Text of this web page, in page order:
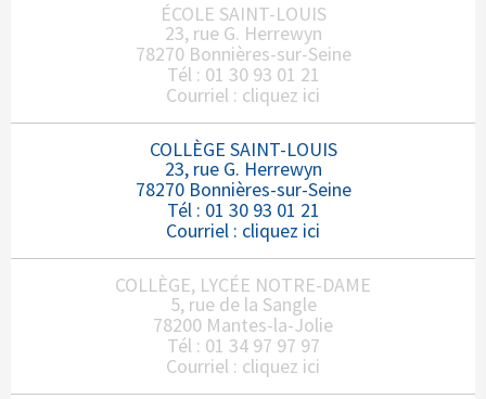
ÉCOLE SAINT-LOUIS
23, rue G. Herrewyn
78270 Bonnières-sur-Seine
Tél : 01 30 93 01 21
Courriel : cliquez ici
COLLÈGE SAINT-LOUIS
23, rue G. Herrewyn
78270 Bonnières-sur-Seine
Tél : 01 30 93 01 21
Courriel : cliquez ici
COLLÈGE, LYCÉE NOTRE-DAME
5, rue de la Sangle
78200 Mantes-la-Jolie
Tél : 01 34 97 97 97
Courriel : cliquez ici